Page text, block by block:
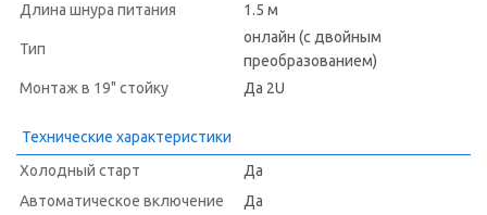
Длина шнура питания
1.5 м
Тип
онлайн (с двойным
преобразованием)
Монтаж в 19" стойку
Да 2U
Технические характеристики
Холодный старт
Да
Автоматическое включение
Да